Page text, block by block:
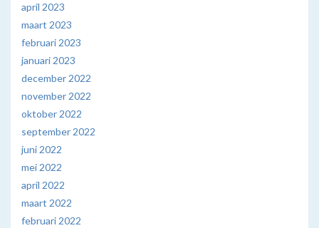
april 2023
maart 2023
februari 2023
januari 2023
december 2022
november 2022
oktober 2022
september 2022
juni 2022
mei 2022
april 2022
maart 2022
februari 2022